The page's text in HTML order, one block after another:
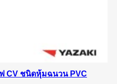
ฟ CV ชนิดหุ้มฉนวน PVC